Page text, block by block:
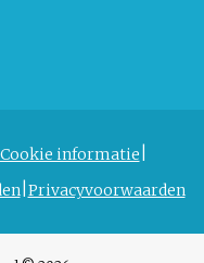
Cookie informatie
Privacyvoorwaarden